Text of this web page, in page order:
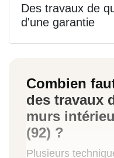
Des travaux de
d'une garantie
Combien
des travaux
murs
(92) ?
Plusieurs